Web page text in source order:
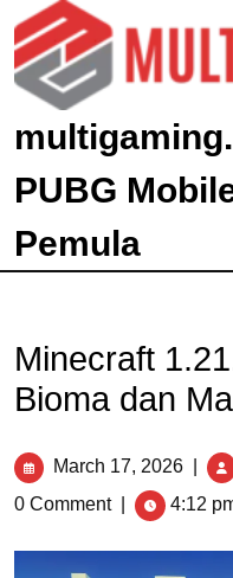
PUBG
Pemula
Minecraft
Bioma dan
March 17, 2026
0 Comment
4:12